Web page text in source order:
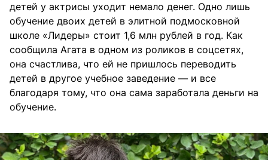
детей у актрисы уходит немало денег. Одно лишь
обучение двоих детей в элитной подмосковной
школе «Лидеры» стоит 1,6 млн рублей в год. Как
сообщила Агата в одном из роликов в соцсетях,
она счастлива, что ей не пришлось переводить
детей в другое учебное заведение — и все
благодаря тому, что она сама заработала деньги на
обучение.